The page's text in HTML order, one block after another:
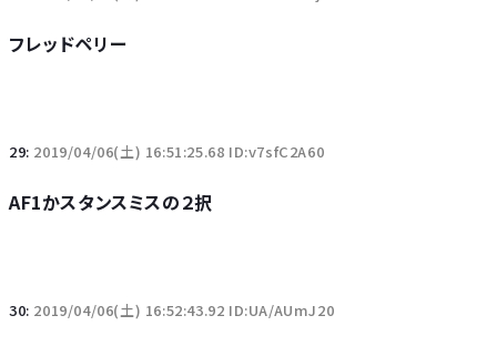
フレッドペリー
29: 2019/04/06(土) 16:51:25.68 ID:v7sfC2A60
AF1かスタンスミスの２択
30: 2019/04/06(土) 16:52:43.92 ID:UA/AUmJ20